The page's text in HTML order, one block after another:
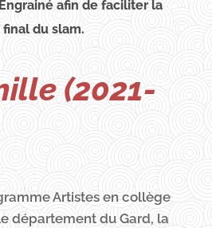
afin de faciliter la
du slam.
(2021-
Artistes en collège
département du Gard, la